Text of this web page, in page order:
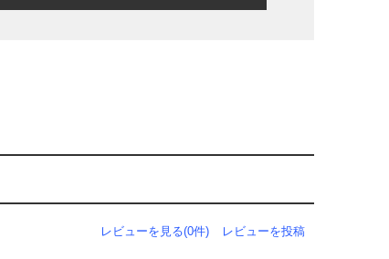
レビューを見る(0件) レビューを投稿